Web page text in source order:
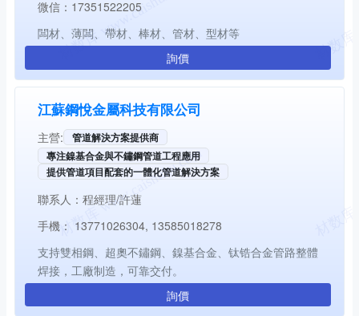
微信： 17351522205
闆材、薄闆、帶材、棒材、管材、型材等
詢價
江蘇鋼悅金屬科技有限公司
主營:
管道解決方案提供商
專注鎳基合金與不鏽鋼管道工程應用
提供管道項目配套的一體化管道解決方案
聯系人： 程經理/許蓮
手機： 13771026304, 13585018278
支持雙相鋼、超奧不鏽鋼、鎳基合金、钛锆合金管路整體
焊接，工廠制造，可靠交付。
詢價